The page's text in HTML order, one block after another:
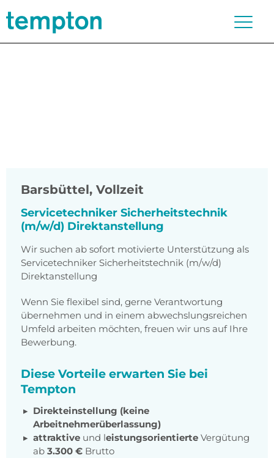
Barsbüttel, Vollzeit
Servicetechniker Sicherheitstechnik
(m/w/d) Direktanstellung
Wir suchen ab sofort motivierte Unterstützung als
Servicetechniker Sicherheitstechnik (m/w/d)
Direktanstellung
Wenn Sie flexibel sind, gerne Verantwortung
übernehmen und in einem abwechslungsreichen
Umfeld arbeiten möchten, freuen wir uns auf Ihre
Bewerbung.
Diese Vorteile erwarten Sie bei
Tempton
Direkteinstellung (keine
Arbeitnehmerüberlassung)
attraktive und leistungsorientierte Vergütung
ab 3.300 € Brutto